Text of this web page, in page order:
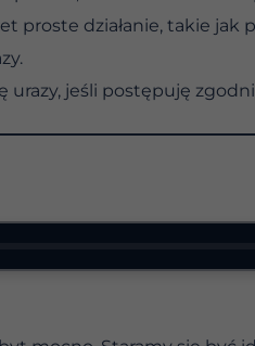
proste działanie, takie
urazy, jeśli postępuję